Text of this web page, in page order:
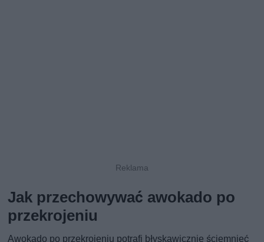
Jak przechowywać awokado po
przekrojeniu
Awokado po przekrojeniu potrafi błyskawicznie ściemnieć